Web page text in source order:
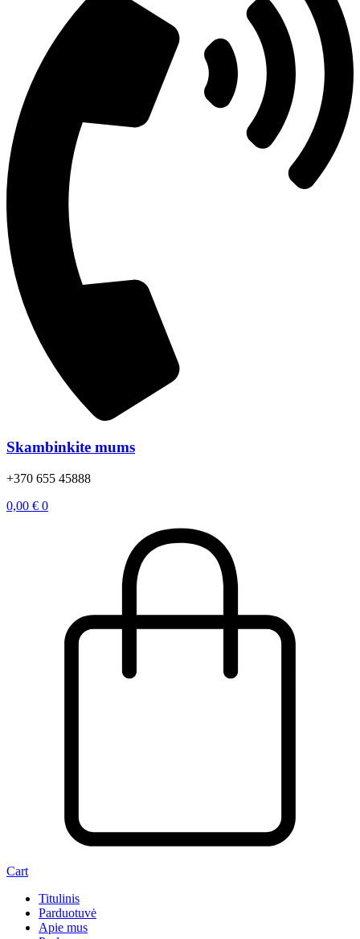
Skambinkite mums
+370 655 45888
0,00 € 0
Cart
Titulinis
Parduotuvė
Apie mus